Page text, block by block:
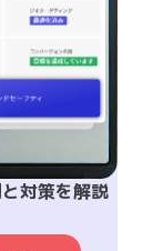
対策を解説